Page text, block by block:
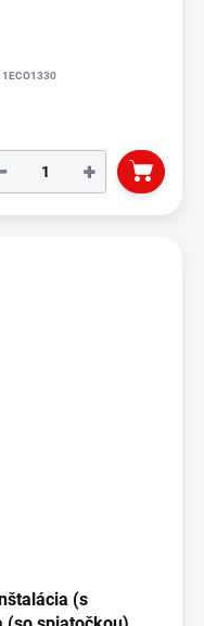
1ECO1330
+
(s